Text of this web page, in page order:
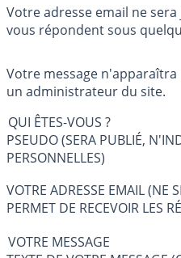
Votre adresse email ne
vous répondent sous
Votre message
un administrateur du site.
QUI ÊTES-VOUS ?
PSEUDO (SERA PUBLIÉ,
PERSONNELLES)
VOTRE ADRESSE EMAIL (NE
PERMET DE RECEVOIR LES
VOTRE MESSAGE